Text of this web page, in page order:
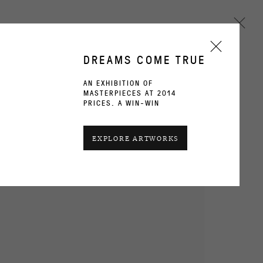
CURRENT
OVERVIEW WORKS INSTALLATION VIEWS
DREAMS COME TRUE
AN EXHIBITION OF
MASTERPIECES AT 2014
PRICES. A WIN-WIN
EXPLORE ARTWORKS
Next